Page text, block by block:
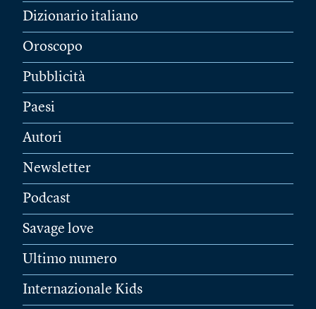
Dizionario italiano
Oroscopo
Pubblicità
Paesi
Autori
Newsletter
Podcast
Savage love
Ultimo numero
Internazionale Kids